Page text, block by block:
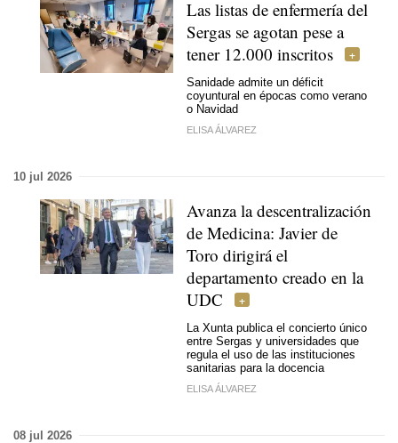
Las listas de enfermería del
Sergas se agotan pese a
tener 12.000 inscritos
Sanidade admite un déficit
coyuntural en épocas como verano
o Navidad
ELISA ÁLVAREZ
10 jul 2026
Avanza la descentralización
de Medicina: Javier de
Toro dirigirá el
departamento creado en la
UDC
La Xunta publica el concierto único
entre Sergas y universidades que
regula el uso de las instituciones
sanitarias para la docencia
ELISA ÁLVAREZ
08 jul 2026